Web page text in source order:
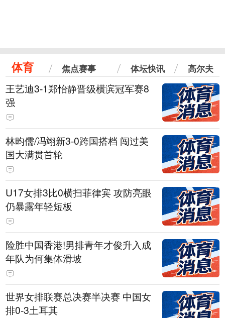
体育 焦点赛事 体坛快讯 高尔夫
王艺迪3-1郑怡静晋级横滨冠军赛8
强
林昀儒/冯翊新3-0跨国搭档 闯过美
国大满贯首轮
U17女排3比0横扫菲律宾 攻防亮眼
仍暴露年轻短板
险胜中国香港!男排青年才俊升入成
年队为何集体滑坡
世界女排联赛总决赛半决赛 中国女
排0-3土耳其